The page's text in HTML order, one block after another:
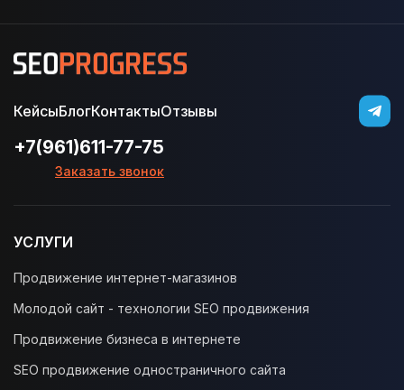
КейсыБлогКонтактыОтзывы
+7(961)611-77-75
Заказать звонок
УСЛУГИ
Продвижение интернет-магазинов
Молодой сайт - технологии SEO продвижения
Продвижение бизнеса в интернете
SEO продвижение одностраничного сайта